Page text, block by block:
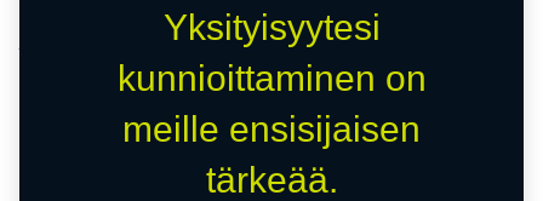
0 kohteita löydetty.
Tyhjennä suodattimet
Emme löytäneet yhtään
Yksityisyytesi
kunnioittaminen on
meille ensisijaisen
tärkeää.